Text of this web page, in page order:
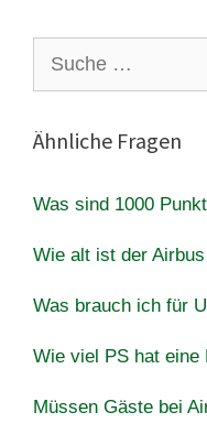
nach:
Ähnliche Fragen
Was sind 1000
Wie alt ist der
Was brauch ich für
Wie viel PS hat eine
Müssen Gäste bei